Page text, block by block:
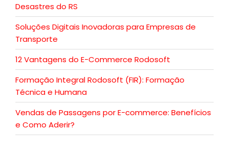
Desastres do RS
Soluções Digitais Inovadoras para Empresas de
Transporte
12 Vantagens do E-Commerce Rodosoft
Formação Integral Rodosoft (FIR): Formação
Técnica e Humana
Vendas de Passagens por E-commerce: Benefícios
e Como Aderir?